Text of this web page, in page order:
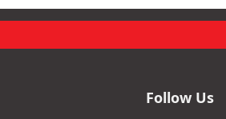
Follow Us